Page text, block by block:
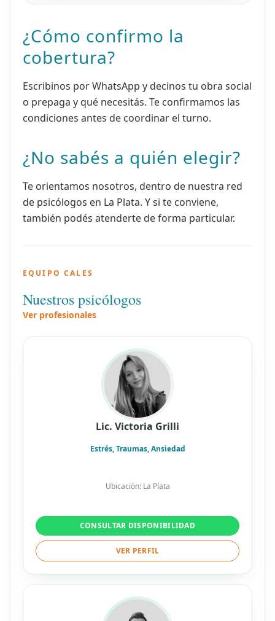
¿Cómo confirmo la
cobertura?
Escribinos por WhatsApp y decinos tu obra social
o prepaga y qué necesitás. Te confirmamos las
condiciones antes de coordinar el turno.
¿No sabés a quién elegir?
Te orientamos nosotros, dentro de nuestra red
de psicólogos en La Plata. Y si te conviene,
también podés atenderte de forma particular.
EQUIPO CALES
Nuestros psicólogos
Ver profesionales
Lic. Victoria Grilli
Estrés, Traumas, Ansiedad
Ubicación: La Plata
CONSULTAR DISPONIBILIDAD
VER PERFIL